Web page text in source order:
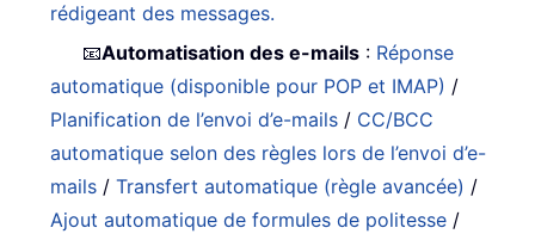
rédigeant des messages.
📧Automatisation des e-mails : Réponse
automatique (disponible pour POP et IMAP) /
Planification de l’envoi d’e-mails / CC/BCC
automatique selon des règles lors de l’envoi d’e-
mails /Transfert automatique (règle avancée) /
Ajout automatique de formules de politesse /